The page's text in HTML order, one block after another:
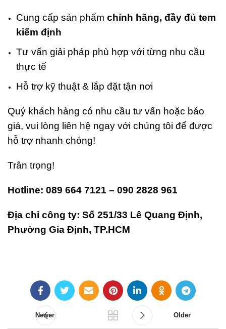
Cung cấp sản phẩm chính hãng, đầy đủ tem
kiểm định
Tư vấn giải pháp phù hợp với từng nhu cầu
thực tế
Hỗ trợ kỹ thuật & lắp đặt tận nơi
Quý khách hàng có nhu cầu tư vấn hoặc báo
giá, vui lòng liên hệ ngay với chúng tôi để được
hỗ trợ nhanh chóng!
Trân trọng!
Hotline: 089 664 7121 – 090 2828 961
Địa chỉ công ty: Số 251/33 Lê Quang Định,
Phường Gia Định, TP.HCM
Newer Older